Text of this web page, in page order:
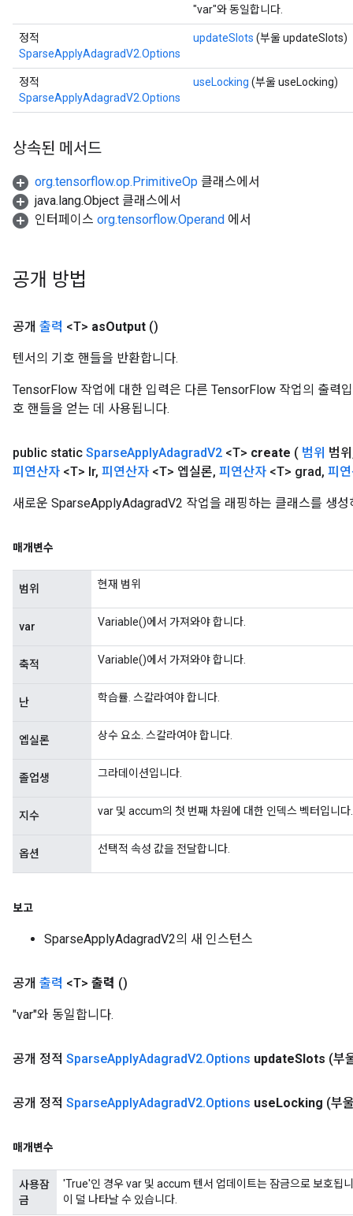
"var"와 동일합니다.
정적
SparseApplyAdagradV2.Options
updateSlots (부울 updateSlots)
정적
SparseApplyAdagradV2.Options
useLocking (부울 useLocking)
상속된 메서드
org.tensorflow.op.PrimitiveOp 클래스에서
java.lang.Object 클래스에서
인터페이스 org.tensorflow.Operand 에서
공개 방법
공개 출력 <T> asOutput ()
텐서의 기호 핸들을 반환합니다.
TensorFlow 작업에 대한 입력은 다른 TensorFlow 작업의 출력
호 핸들을 얻는 데 사용됩니다.
public static SparseApplyAdagradV2 <T> create ( 범위 범위
피연산자 <T> lr, 피연산자 <T> 엡실론, 피연산자 <T> grad, 피
새로운 SparseApplyAdagradV2 작업을 래핑하는 클래스를 생성
매개변수
범위 현재 범위
var Variable()에서 가져와야 합니다.
축적 Variable()에서 가져와야 합니다.
난 학습률. 스칼라여야 합니다.
엡실론 상수 요소. 스칼라여야 합니다.
졸업생 그라데이션입니다.
지수 var 및 accum의 첫 번째 차원에 대한 인덱스 벡터입니다.
옵션 선택적 속성 값을 전달합니다.
보고
SparseApplyAdagradV2의 새 인스턴스
공개 출력 <T> 출력 ()
"var"와 동일합니다.
공개 정적 SparseApplyAdagradV2.Options updateSlots (부
공개 정적 SparseApplyAdagradV2.Options useLocking (부
매개변수
사용잠
금
'True'인 경우 var 및 accum 텐서 업데이트는 잠금으로 보호됩
이 덜 나타날 수 있습니다.